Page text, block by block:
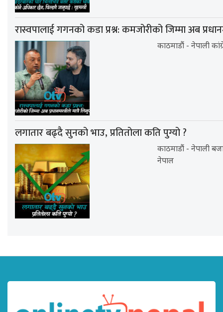
रास्वपालाई गगनको कडा प्रश्न: कमजोरीको जिम्मा अब
काठमाडौं - नेपाली
लगातार बढ्दै सुनको भाउ, प्रतितोला कति पुग्यो ?
काठमाडौं - नेपाली
नेपाल